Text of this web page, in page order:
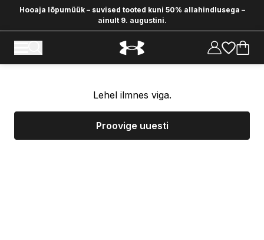
Hooaja lõpumüük – suvised tooted kuni 50% allahindlusega –
ainult 9. augustini.
Lehel ilmnes viga.
Proovige uuesti